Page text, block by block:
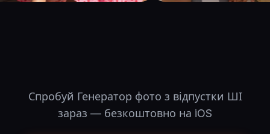
Спробуй Генератор фото з відпустки ШІ
зараз — безкоштовно на iOS